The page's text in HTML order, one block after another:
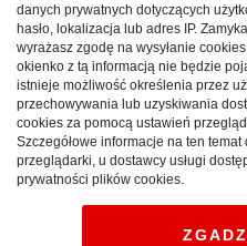
(zarejestrować się można
każdej porze) i
pokoi/domków
- możliwość
- nocne ognisko
Sobota 3.X.2009
- poranek, pobudka, czas
danych prywatnych dotyczących
hasło, lokalizacja lub adres IP.
wyrażasz zgodę na wysyłanie
okienko z tą informacją nie będzie
istnieje możliwość określenia przez
przechowywania lub uzyskiwania
cookies za pomocą ustawień
Szczegółowe informacje na ten
przeglądarki, u dostawcy usługi
prywatności plików cookies.